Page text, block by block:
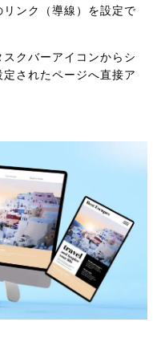
ンク（導線）を設定で
クバーアイコンからシ
されたページへ直接ア